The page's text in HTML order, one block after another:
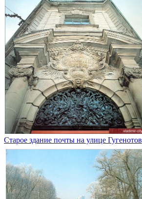
Старое здание почты на улице Гугенотов